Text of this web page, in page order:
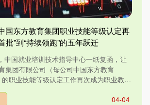
国东方教育集团职业技能等级认定再
批”到“持续领跑”的五年跃迁
中国就业培训技术指导中心一纸复函，让
集团有限公司（母公司中国东方教育
职业技能等级认定工作再次成为职业教育
04-04